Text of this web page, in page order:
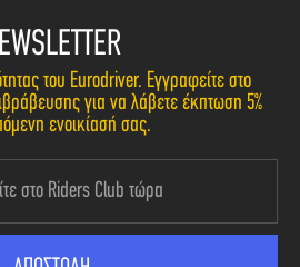
του Eurodriver. Εγγραφείτε στο
για να λάβετε έκπτωση 5%
ενοικίασή σας.